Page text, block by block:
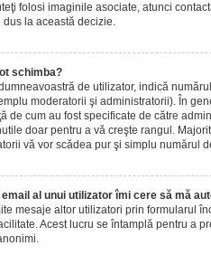
folosi imaginile asociate, atunci
la această decizie.
schimba?
de utilizator, indică
moderatorii şi administratorii). În
de cum au fost specificate de către
doar pentru a vă creşte rangul.
vă vor scădea pur şi simplu numărul
al unui utilizator îmi cere să mă
mesaje altor utilizatori prin formularul
Acest lucru se întamplă pentru a